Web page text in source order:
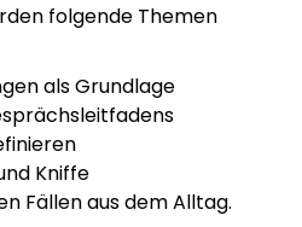
folgende Themen
als Grundlage
Kniffe
Fällen aus dem Alltag.